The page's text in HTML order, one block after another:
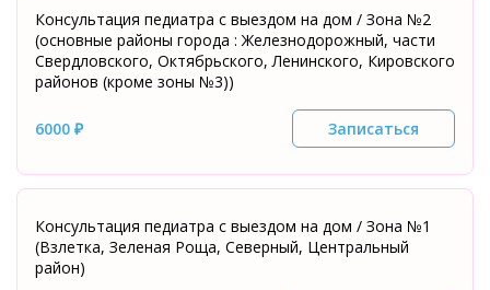
Консультация педиатра с выездом на дом / Зона №2
(основные районы города : Железнодорожный, части
Свердловского, Октябрьского, Ленинского, Кировского
районов (кроме зоны №3))
6000 ₽ Записаться
Консультация педиатра с выездом на дом / Зона №1
(Взлетка, Зеленая Роща, Северный, Центральный
район)